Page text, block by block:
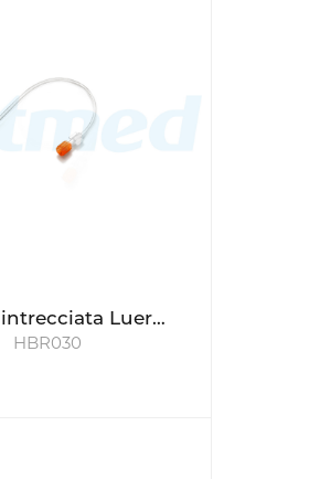
Luer
30cm
HBR030